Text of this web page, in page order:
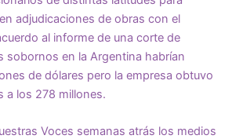
adjudicaciones de obras con el
al informe de una corte de
sobornos en la Argentina habrían
de dólares pero la empresa obtuvo
a los 278 millones.
Voces semanas atrás los medios